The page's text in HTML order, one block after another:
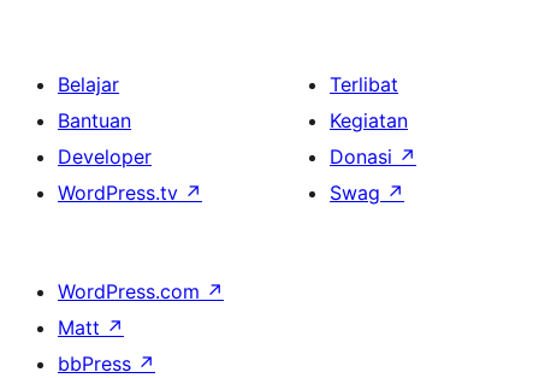
Belajar
Bantuan
Developer
WordPress.tv ↗
Terlibat
Kegiatan
Donasi ↗
Swag ↗
WordPress.com ↗
Matt ↗
bbPress ↗